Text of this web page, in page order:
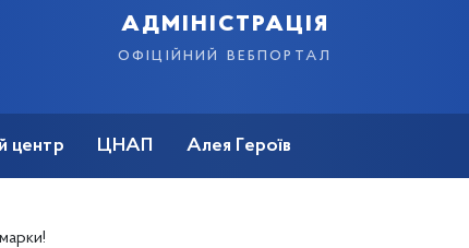
адміністрація
офіційний вебпортал
центр ЦНАП Алея Героїв